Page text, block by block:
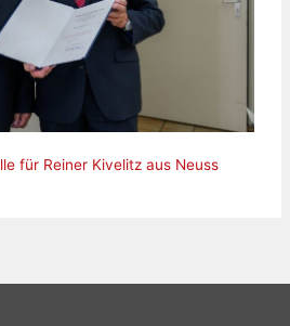
für Reiner Kivelitz aus Neuss